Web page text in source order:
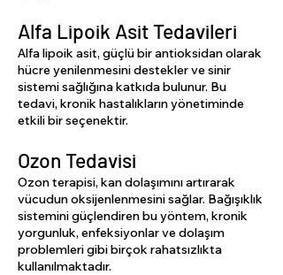
Alfa Lipoik Asit Tedavileri
Alfa lipoik asit, güçlü bir antioksidan olarak
hücre yenilenmesini destekler ve sinir
sistemi sağlığına katkıda bulunur. Bu
tedavi, kronik hastalıkların yönetiminde
etkili bir seçenektir.
Ozon Tedavisi
Ozon terapisi, kan dolaşımını artırarak
vücudun oksijenlenmesini sağlar. Bağışıklık
sistemini güçlendiren bu yöntem, kronik
yorgunluk, enfeksiyonlar ve dolaşım
problemleri gibi birçok rahatsızlıkta
kullanılmaktadır.